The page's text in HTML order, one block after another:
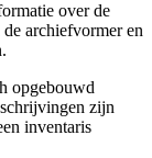
over de
archiefvormer en
opgebouwd
zijn
inventaris